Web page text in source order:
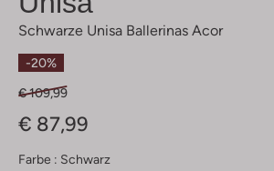
Schwarze Unisa Ballerinas Acor
-20%
€ 109,99
€ 87,99
Farbe : Schwarz